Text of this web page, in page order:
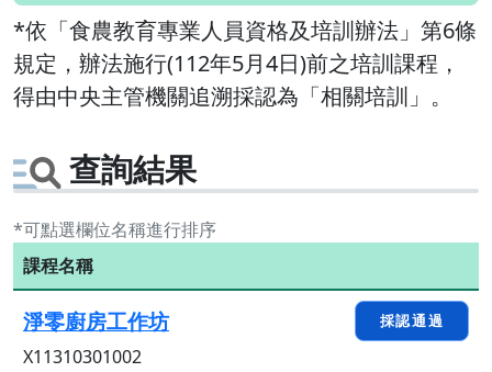
*依「食農教育專業人員資格及培訓辦法」第6條
規定，辦法施行(112年5月4日)前之培訓課程，
得由中央主管機關追溯採認為「相關培訓」。
查詢結果
*可點選欄位名稱進行排序
課程名稱
X11310301002
淨零廚房工作坊 採認通過